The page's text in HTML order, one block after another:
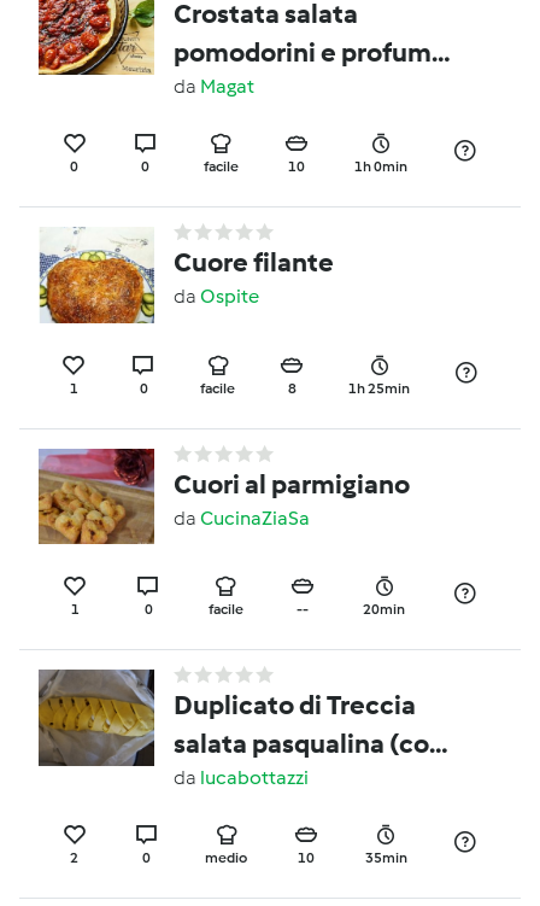
Crostata salata
pomodorini e profumo
di basilico
da Magat
0 0 facile 10 1h 0min
Cuore filante
da Ospite
1 0 facile 8 1h 25min
Cuori al parmigiano
da CucinaZiaSa
1 0 facile -- 20min
Duplicato di Treccia
salata pasqualina (con
farro, curcuma e
asparagi)
da lucabottazzi
2 0 medio 10 35min